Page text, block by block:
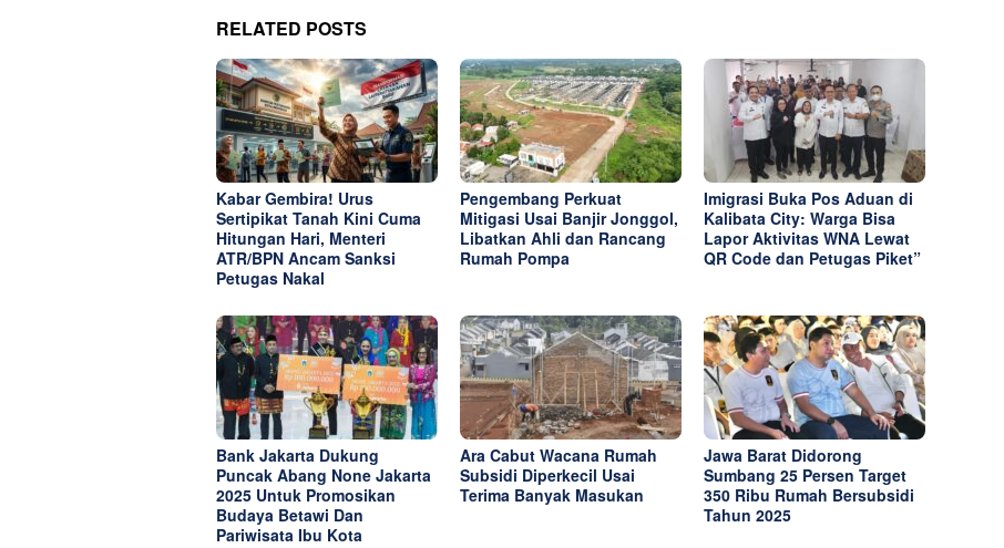
RELATED POSTS
Kabar Gembira! Urus
Sertipikat Tanah Kini Cuma
Hitungan Hari, Menteri
ATR/BPN Ancam Sanksi
Petugas Nakal
Pengembang Perkuat
Mitigasi Usai Banjir Jonggol,
Libatkan Ahli dan Rancang
Rumah Pompa
Imigrasi Buka Pos Aduan di
Kalibata City: Warga Bisa
Lapor Aktivitas WNA Lewat
QR Code dan Petugas Piket”
Bank Jakarta Dukung
Puncak Abang None Jakarta
2025 Untuk Promosikan
Budaya Betawi Dan
Pariwisata Ibu Kota
Ara Cabut Wacana Rumah
Subsidi Diperkecil Usai
Terima Banyak Masukan
Jawa Barat Didorong
Sumbang 25 Persen Target
350 Ribu Rumah Bersubsidi
Tahun 2025